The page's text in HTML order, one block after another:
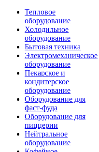
Тепловое
оборудование
Холодильное
оборудование
Бытовая техника
Электромеханическое
оборудование
Пекарское и
кондитерское
оборудование
Оборудование для
фаст-фуда
Оборудование для
пиццерии
Нейтральное
оборудование